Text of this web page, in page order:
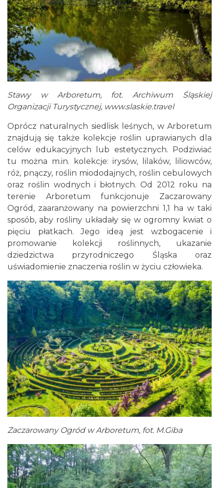
Stawy w Arboretum, fot. Archiwum Śląskiej
Organizacji Turystycznej, www.slaskie.travel
Oprócz naturalnych siedlisk leśnych, w Arboretum
znajdują się także kolekcje roślin uprawianych dla
celów edukacyjnych lub estetycznych. Podziwiać
tu można m.in. kolekcje: irysów, lilaków, liliowców,
róż, pnączy, roślin miododajnych, roślin cebulowych
oraz roślin wodnych i błotnych. Od 2012 roku na
terenie Arboretum funkcjonuje Zaczarowany
Ogród, zaaranżowany na powierzchni 1,1 ha w taki
sposób, aby rośliny układały się w ogromny kwiat o
pięciu płatkach. Jego ideą jest wzbogacenie i
promowanie kolekcji roślinnych, ukazanie
dziedzictwa przyrodniczego Śląska oraz
uświadomienie znaczenia roślin w życiu człowieka.
Zaczarowany Ogród w Arboretum, fot. M.Giba